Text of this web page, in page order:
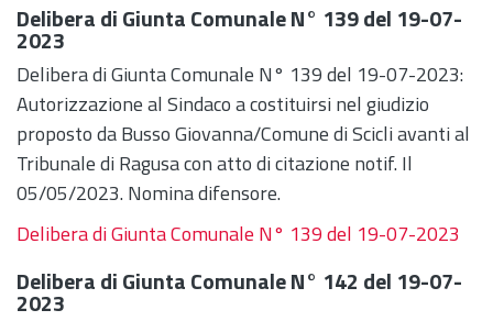
Delibera di Giunta Comunale N° 139 del 19-07-
2023
Delibera di Giunta Comunale N° 139 del 19-07-2023:
Autorizzazione al Sindaco a costituirsi nel giudizio
proposto da Busso Giovanna/Comune di Scicli avanti al
Tribunale di Ragusa con atto di citazione notif. Il
05/05/2023. Nomina difensore.
Delibera di Giunta Comunale N° 139 del 19-07-2023
Delibera di Giunta Comunale N° 142 del 19-07-
2023